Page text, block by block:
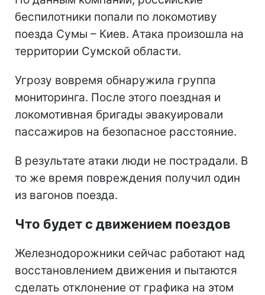
беспилотники попали по локомотиву
поезда Сумы – Киев. Атака произошла на
территории Сумской области.
Угрозу вовремя обнаружила группа
мониторинга. После этого поездная и
локомотивная бригады эвакуировали
пассажиров на безопасное расстояние.
В результате атаки люди не пострадали. В
то же время повреждения получил один
из вагонов поезда.
Что будет с движением поездов
Железнодорожники сейчас работают над
восстановлением движения и пытаются
сделать отклонение от графика на этом